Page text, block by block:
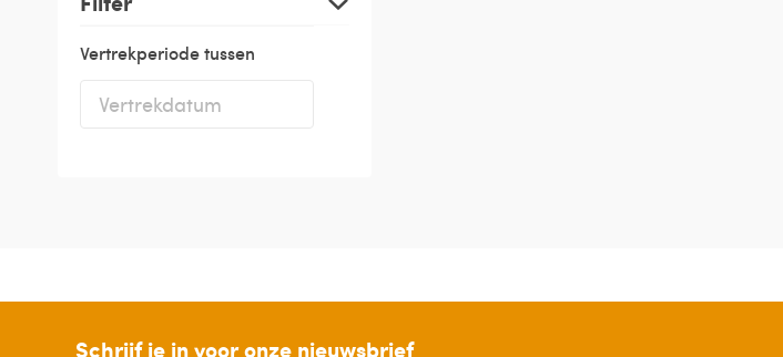
Vertrekperiode tussen
Schrijf je in voor onze nieuwsbrief